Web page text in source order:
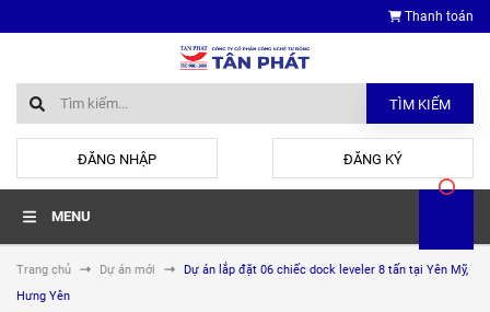
Thanh toán
TÌM KIẾM
ĐĂNG NHẬP ĐĂNG KÝ
MENU
Trang chủ Dự án mới
Dự án lắp đặt 06 chiếc dock leveler 8 tấn tại Yên Mỹ,
Hưng Yên